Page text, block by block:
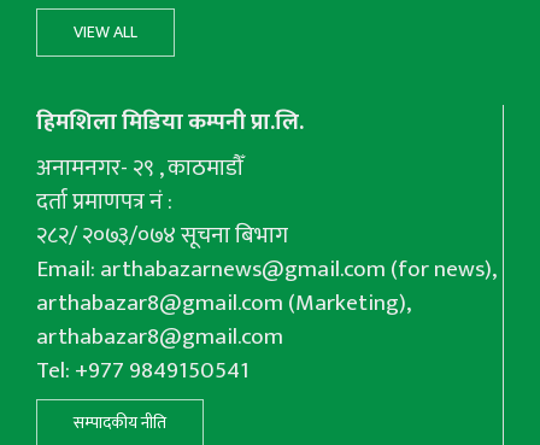
VIEW ALL
हिमशिला मिडिया कम्पनी प्रा.लि.
अनामनगर- २९ , काठमाडौँ
दर्ता प्रमाणपत्र नं :
२८२/ २०७३/०७४ सूचना बिभाग
Email:arthabazarnews@gmail.com(for news),
arthabazar8@gmail.com(Marketing),
arthabazar8@gmail.com
Tel: +977 9849150541
सम्पादकीय नीति